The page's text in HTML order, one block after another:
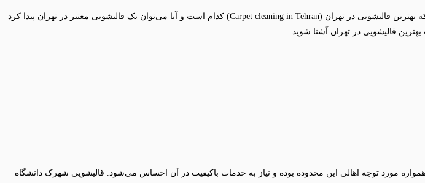
تهران پرجمعیت‌ترین استان ایران می‌باشد که از دغدغه‌های اصلی ساکنین این شهر یعنی پایتخت ایران این است که بهترین قالیشویی در تهران (Carpet cleaning in Tehran) کدام است و آیا می‌توان یک قالیشویی معتبر در تهران پیدا کرد
قالیشویی در تهران آشنا شوید.
مورد توجه اهالی این محدوده بوده و نیاز به خدمات باکیفیت در آن احساس می‌شود. قالیشویی شهرک دانشگاه